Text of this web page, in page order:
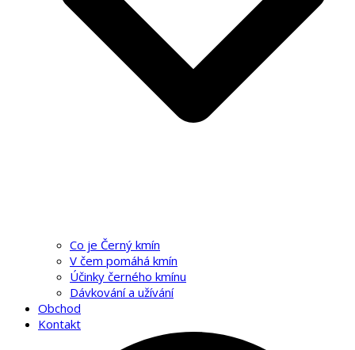
Co je Černý kmín
V čem pomáhá kmín
Účinky černého kmínu
Dávkování a užívání
Obchod
Kontakt